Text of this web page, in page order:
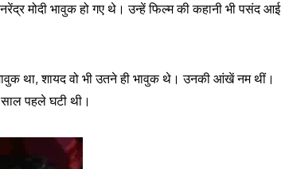
मोदी भावुक हो गए थे। उन्हें फिल्म की कहानी भी पसंद आई
था, शायद वो भी उतने ही भावुक थे। उनकी आंखें नम थीं।
पहले घटी थी।